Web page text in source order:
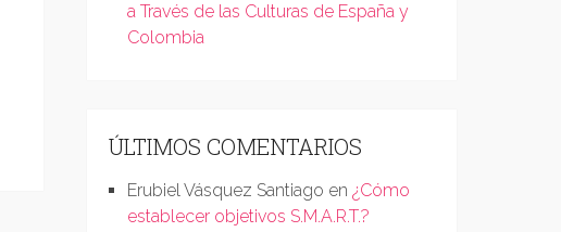
a Través de las Culturas de España y
Colombia
ÚLTIMOS COMENTARIOS
Erubiel Vásquez Santiago en¿Cómo
establecer objetivos S.M.A.R.T.?